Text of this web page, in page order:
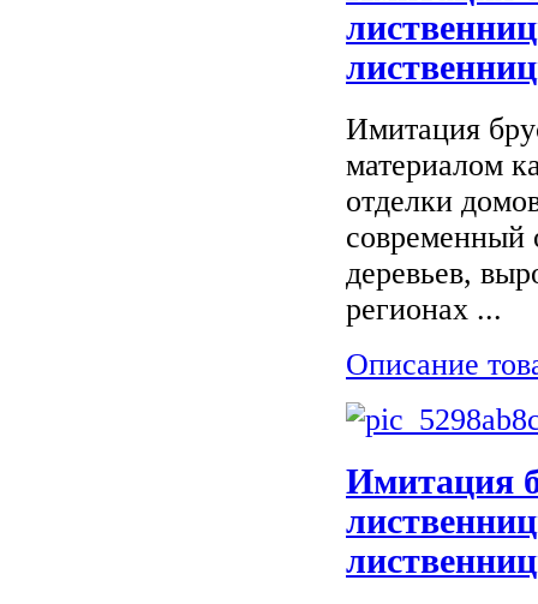
Имитация
материалом
отделки
современный
деревьев,
регионах ...
Описание
Имитация